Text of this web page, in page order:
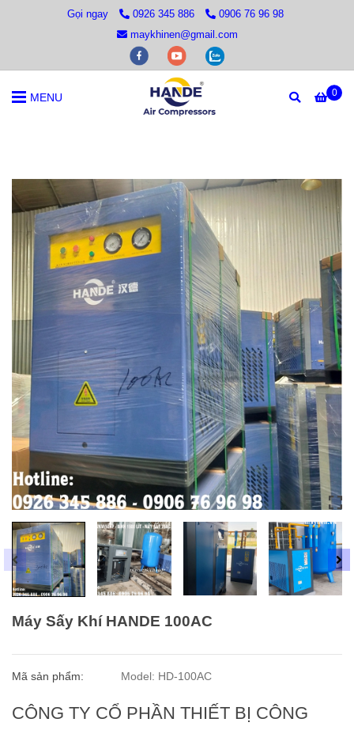
Gọi ngay 0926 345 886
0906 76 96 98
maykhinen@gmail.com
0
MENU
Máy Sấy Khí HANDE 100AC
Mã sản phẩm: Model: HD-100AC
CÔNG TY CỔ PHẦN THIẾT BỊ CÔNG